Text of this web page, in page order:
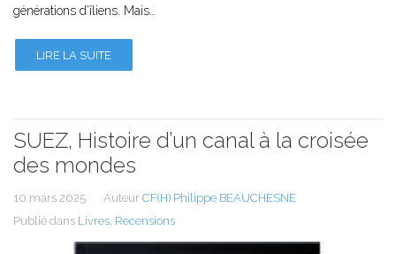
générations d’îliens. Mais…
LIRE LA SUITE
SUEZ, Histoire d’un canal à la croisée
des mondes
10 mars 2025 Auteur CF(H) Philippe BEAUCHESNE
Publié dans Livres, Recensions